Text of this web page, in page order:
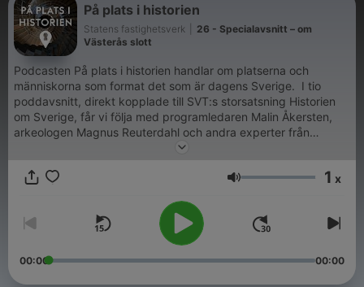
På plats i historien
Statens fastighetsverk
26 - Specialavsnitt – om
Västerås slott
Podcasten På plats i historien handlar om platserna och
människorna som format det som är dagens Sverige. I tio
poddavsnitt, direkt kopplade till SVT:s storsatsning Historien
om Sverige, får vi följa med programledaren Malin Åkersten,
arkeologen Magnus Reuterdahl och andra experter från
Statens fastighetsverk till många fler historiska platser. Platser
historia. Har du några frågor som du vill att vi ska ta upp i
meddelande till oss på Instagram eller Facebook. Där heter vi
@statensfastighetsverk.
Volym 1 x
00:00 00:00